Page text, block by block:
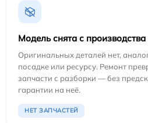
Модель снята с производства
Оригинальных деталей нет,
посадке или ресурсу. Ремонт
запчасти с разборки — без
гарантии на неё.
НЕТ ЗАПЧАСТЕЙ